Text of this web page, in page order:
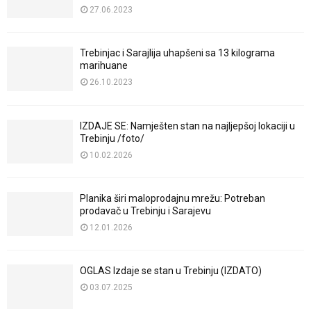
27.06.2023
Trebinjac i Sarajlija uhapšeni sa 13 kilograma
marihuane
26.10.2023
IZDAJE SE: Namješten stan na najljepšoj lokaciji u
Trebinju /foto/
10.02.2026
Planika širi maloprodajnu mrežu: Potreban
prodavač u Trebinju i Sarajevu
12.01.2026
OGLAS Izdaje se stan u Trebinju (IZDATO)
03.07.2025